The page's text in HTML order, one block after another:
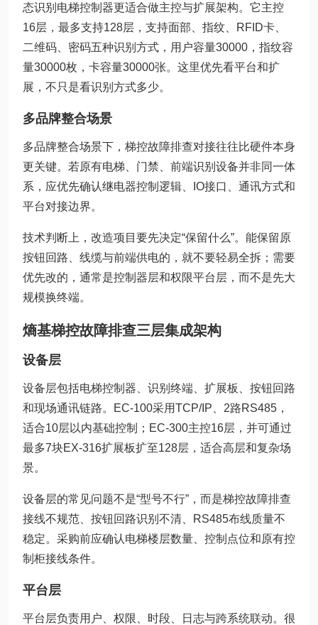
态识别电梯控制器更适合做主控与扩展架构。它主控
16层，最多支持128层，支持面部、指纹、RFID卡、
二维码、密码五种识别方式，用户容量30000，指纹容
量30000枚，卡容量30000张。这里优先看平台和扩
展，不只是看识别方式多少。
多品牌整合场景
多品牌整合场景下，梯控故障排查对接往往比硬件本身
更关键。若原有电梯、门禁、前端识别设备并非同一体
系，应优先确认继电器控制逻辑、IO接口、通讯方式和
平台对接边界。
技术判断上，改造项目要先决定“保留什么”。能保留原
按钮回路、线缆与前端供电的，就不要轻易全拆；需要
优先改的，通常是控制器层和权限平台层，而不是先大
规模换终端。
熵基梯控故障排查三层集成架构
设备层
设备层包括电梯控制器、识别终端、扩展板、按钮回路
和现场通讯链路。EC-100采用TCP/IP、2路RS485，
适合10层以内基础控制；EC-300主控16层，并可通过
最多7块EX-316扩展板扩至128层，适合高层和复杂场
景。
设备层的常见问题不是“型号不行”，而是梯控故障排查
接线不规范、按钮回路识别不清、RS485布线质量不
稳定。采购前应确认电梯楼层数量、控制点位和原有控
制柜接线条件。
平台层
平台层负责用户、权限、时段、日志与跨系统联动。很